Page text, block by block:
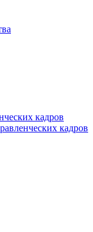
кадров
кадров